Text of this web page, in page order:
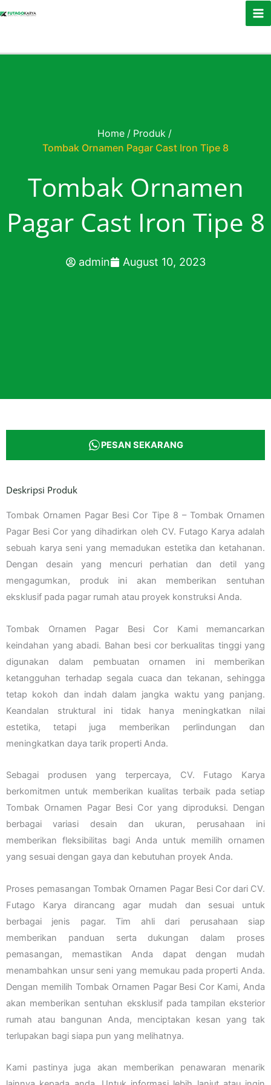
Home / Produk /
Tombak Ornamen Pagar Cast Iron Tipe 8
Tombak Ornamen
Pagar Cast Iron Tipe 8
admin August 10, 2023
PESAN SEKARANG
Deskripsi Produk
Tombak Ornamen Pagar Besi Cor Tipe 8 – Tombak Ornamen
Pagar Besi Cor yang dihadirkan oleh CV. Futago Karya adalah
sebuah karya seni yang memadukan estetika dan ketahanan.
Dengan desain yang mencuri perhatian dan detil yang
mengagumkan, produk ini akan memberikan sentuhan
eksklusif pada pagar rumah atau proyek konstruksi Anda.
Tombak Ornamen Pagar Besi Cor Kami memancarkan
keindahan yang abadi. Bahan besi cor berkualitas tinggi yang
digunakan dalam pembuatan ornamen ini memberikan
ketangguhan terhadap segala cuaca dan tekanan, sehingga
tetap kokoh dan indah dalam jangka waktu yang panjang.
Keandalan struktural ini tidak hanya meningkatkan nilai
estetika, tetapi juga memberikan perlindungan dan
meningkatkan daya tarik properti Anda.
Sebagai produsen yang terpercaya, CV. Futago Karya
berkomitmen untuk memberikan kualitas terbaik pada setiap
Tombak Ornamen Pagar Besi Cor yang diproduksi. Dengan
berbagai variasi desain dan ukuran, perusahaan ini
memberikan fleksibilitas bagi Anda untuk memilih ornamen
yang sesuai dengan gaya dan kebutuhan proyek Anda.
Proses pemasangan Tombak Ornamen Pagar Besi Cor dari CV.
Futago Karya dirancang agar mudah dan sesuai untuk
berbagai jenis pagar. Tim ahli dari perusahaan siap
memberikan panduan serta dukungan dalam proses
pemasangan, memastikan Anda dapat dengan mudah
menambahkan unsur seni yang memukau pada properti Anda.
Dengan memilih Tombak Ornamen Pagar Besi Cor Kami, Anda
akan memberikan sentuhan eksklusif pada tampilan eksterior
rumah atau bangunan Anda, menciptakan kesan yang tak
terlupakan bagi siapa pun yang melihatnya.
Kami pastinya juga akan memberikan penawaran menarik